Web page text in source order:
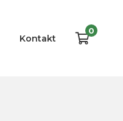
Kontakt
0